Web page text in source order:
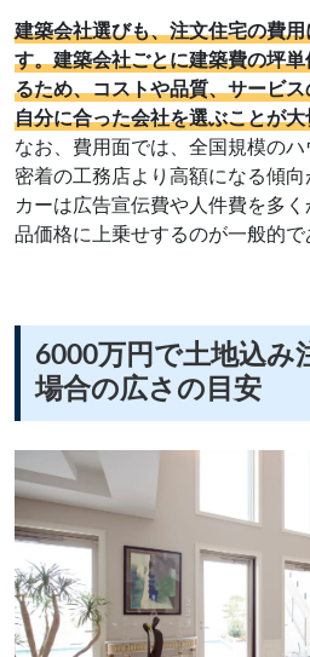
建築会社選びも、注文住宅の費
す。建築会社ごとに建築費の坪
るため、コストや品質、サービ
自分に合った会社を選ぶことが
なお、費用面では、全国規模の
密着の工務店より高額になる傾
カーは広告宣伝費や人件費を多
品価格に上乗せするのが一般的で
6000万円で土地込み
場合の広さの目安